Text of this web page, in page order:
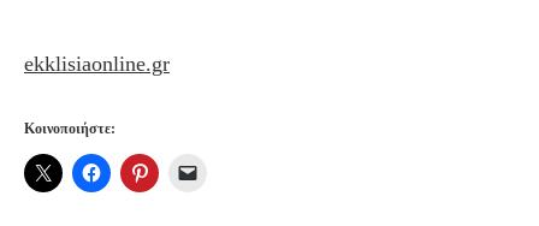
ekklisiaonline.gr
Κοινοποιήστε: